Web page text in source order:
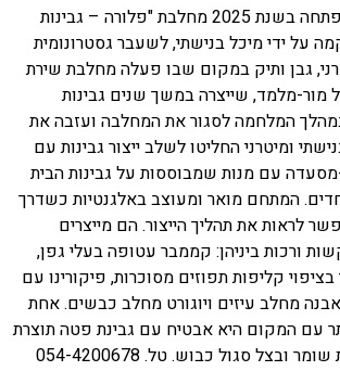
בצמוד ליקב לטם נפתחה בשנת 2025 מחלבת "פלורה – גבינות
על ידי מיכל בנישתי, לשעבר גסטרונומית
גבן ותיק במקום שבו פעלה מחלבת שירת
מור-מלמד, שייצרה במשך שנים גבינות
המלחמה לסגור את המחלבה ועזבה את
ומיטרני החליטו לשלב ייצור גבינות עם
עם מנות שמבוססות על גבינות הבית
המתחם מואר ומעוצב באלגנטיות כשדרך
לראות את תהליך הייצור. הם מייצרים
ורכות ביניהן: קממבר עטופה בעלי גפן,
קליפות תפוזים מסוכרות, פיקורינו עם
מחלב עיזים ויוגורט מחלב כבשים. אחת
עם המקום היא אבטיח עם גבינת פטה תוצרת
סגול כבוש. טל. 054-4200678